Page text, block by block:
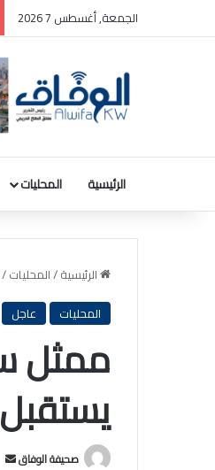
الجمعة, أغسطس 7 2026
الرئيسية المحليات
الرئيسية/المحليات/
المحليات
عاجل
ممثل
صحيفة الوفاق